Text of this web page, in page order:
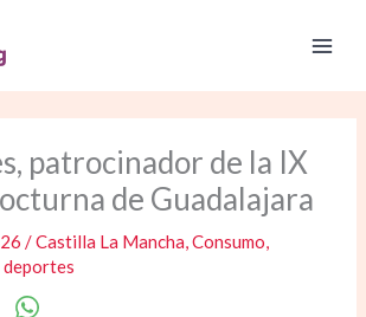
patrocinador de la IX
de Guadalajara
/Castilla La Mancha,Consumo,